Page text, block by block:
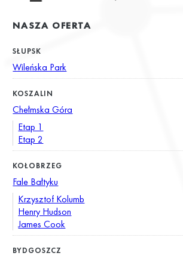
NASZA OFERTA
SŁUPSK
Wileńska Park
KOSZALIN
Chełmska Góra
Etap 1
Etap 2
KOŁOBRZEG
Fale Bałtyku
Krzysztof Kolumb
Henry Hudson
James Cook
BYDGOSZCZ